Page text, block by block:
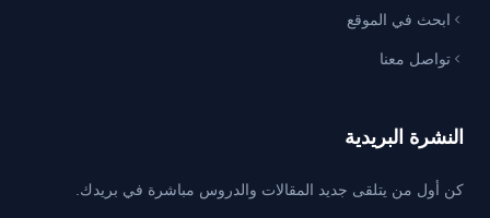
ابحث في الموقع
تواصل معنا
النشرة البريدية
كن أول من يتلقى جديد المقالات والدروس مباشرة في بريدك.